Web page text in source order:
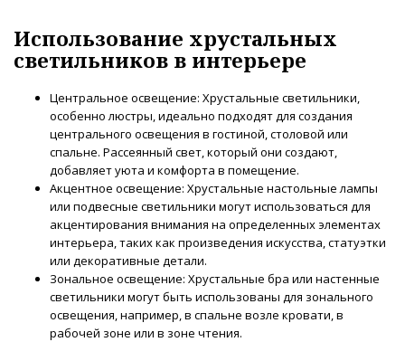
Использование хрустальных
светильников в интерьере
Центральное освещение: Хрустальные светильники,
особенно люстры, идеально подходят для создания
центрального освещения в гостиной, столовой или
спальне. Рассеянный свет, который они создают,
добавляет уюта и комфорта в помещение.
Акцентное освещение: Хрустальные настольные лампы
или подвесные светильники могут использоваться для
акцентирования внимания на определенных элементах
интерьера, таких как произведения искусства, статуэтки
или декоративные детали.
Зональное освещение: Хрустальные бра или настенные
светильники могут быть использованы для зонального
освещения, например, в спальне возле кровати, в
рабочей зоне или в зоне чтения.